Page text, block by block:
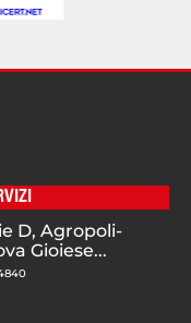
D, Agropoli-
Gioiese...